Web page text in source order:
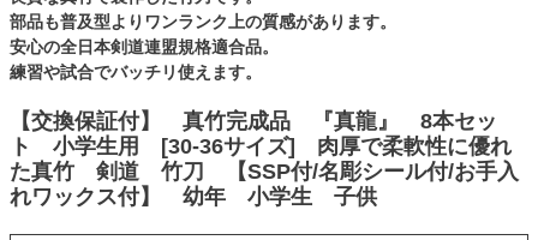
部品も普及型よりワンランク上の質感があります。
安心の全日本剣道連盟規格適合品。
練習や試合でバッチリ使えます。
【交換保証付】 真竹完成品 『真龍』 8本セッ
ト 小学生用 [30-36サイズ] 肉厚で柔軟性に優れ
た真竹 剣道 竹刀 【SSP付/名彫シール付/お手入
れワックス付】 幼年 小学生 子供